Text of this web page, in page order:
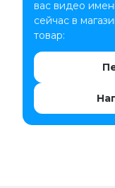
вас видео
сейчас в
товар: